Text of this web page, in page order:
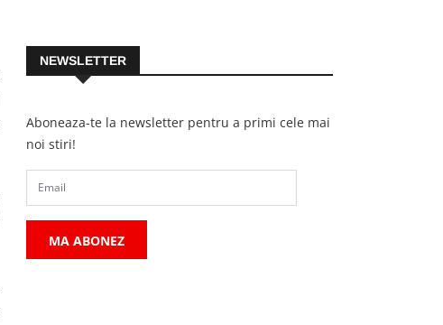
NEWSLETTER
Aboneaza-te la newsletter pentru a primi cele mai
noi stiri!
MA ABONEZ